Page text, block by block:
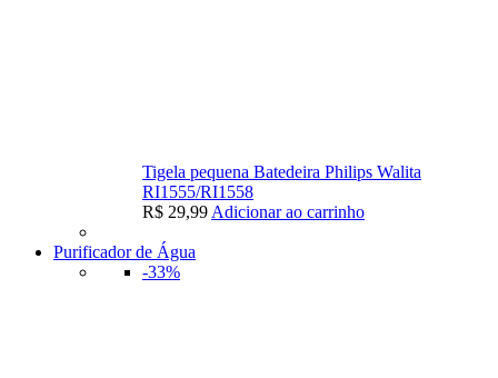
Tigela pequena Batedeira Philips Walita
RI1555/RI1558
R$ 29,99 Adicionar ao carrinho
Purificador de Água
-33%